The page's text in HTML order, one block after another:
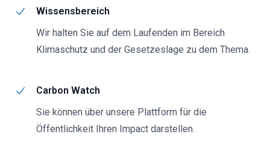
Wissensbereich
Wir halten Sie auf dem Laufenden im Bereich
Klimaschutz und der Gesetzeslage zu dem Thema.
Carbon Watch
Sie können über unsere Plattform für die
Öffentlichkeit Ihren Impact darstellen.